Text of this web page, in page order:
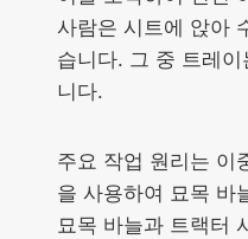
사람은 시트에 앉아
습니다. 그 중 트레
니다.
주요 작업 원리는 이
을 사용하여 묘목 바
묘목 바늘과 트랙터